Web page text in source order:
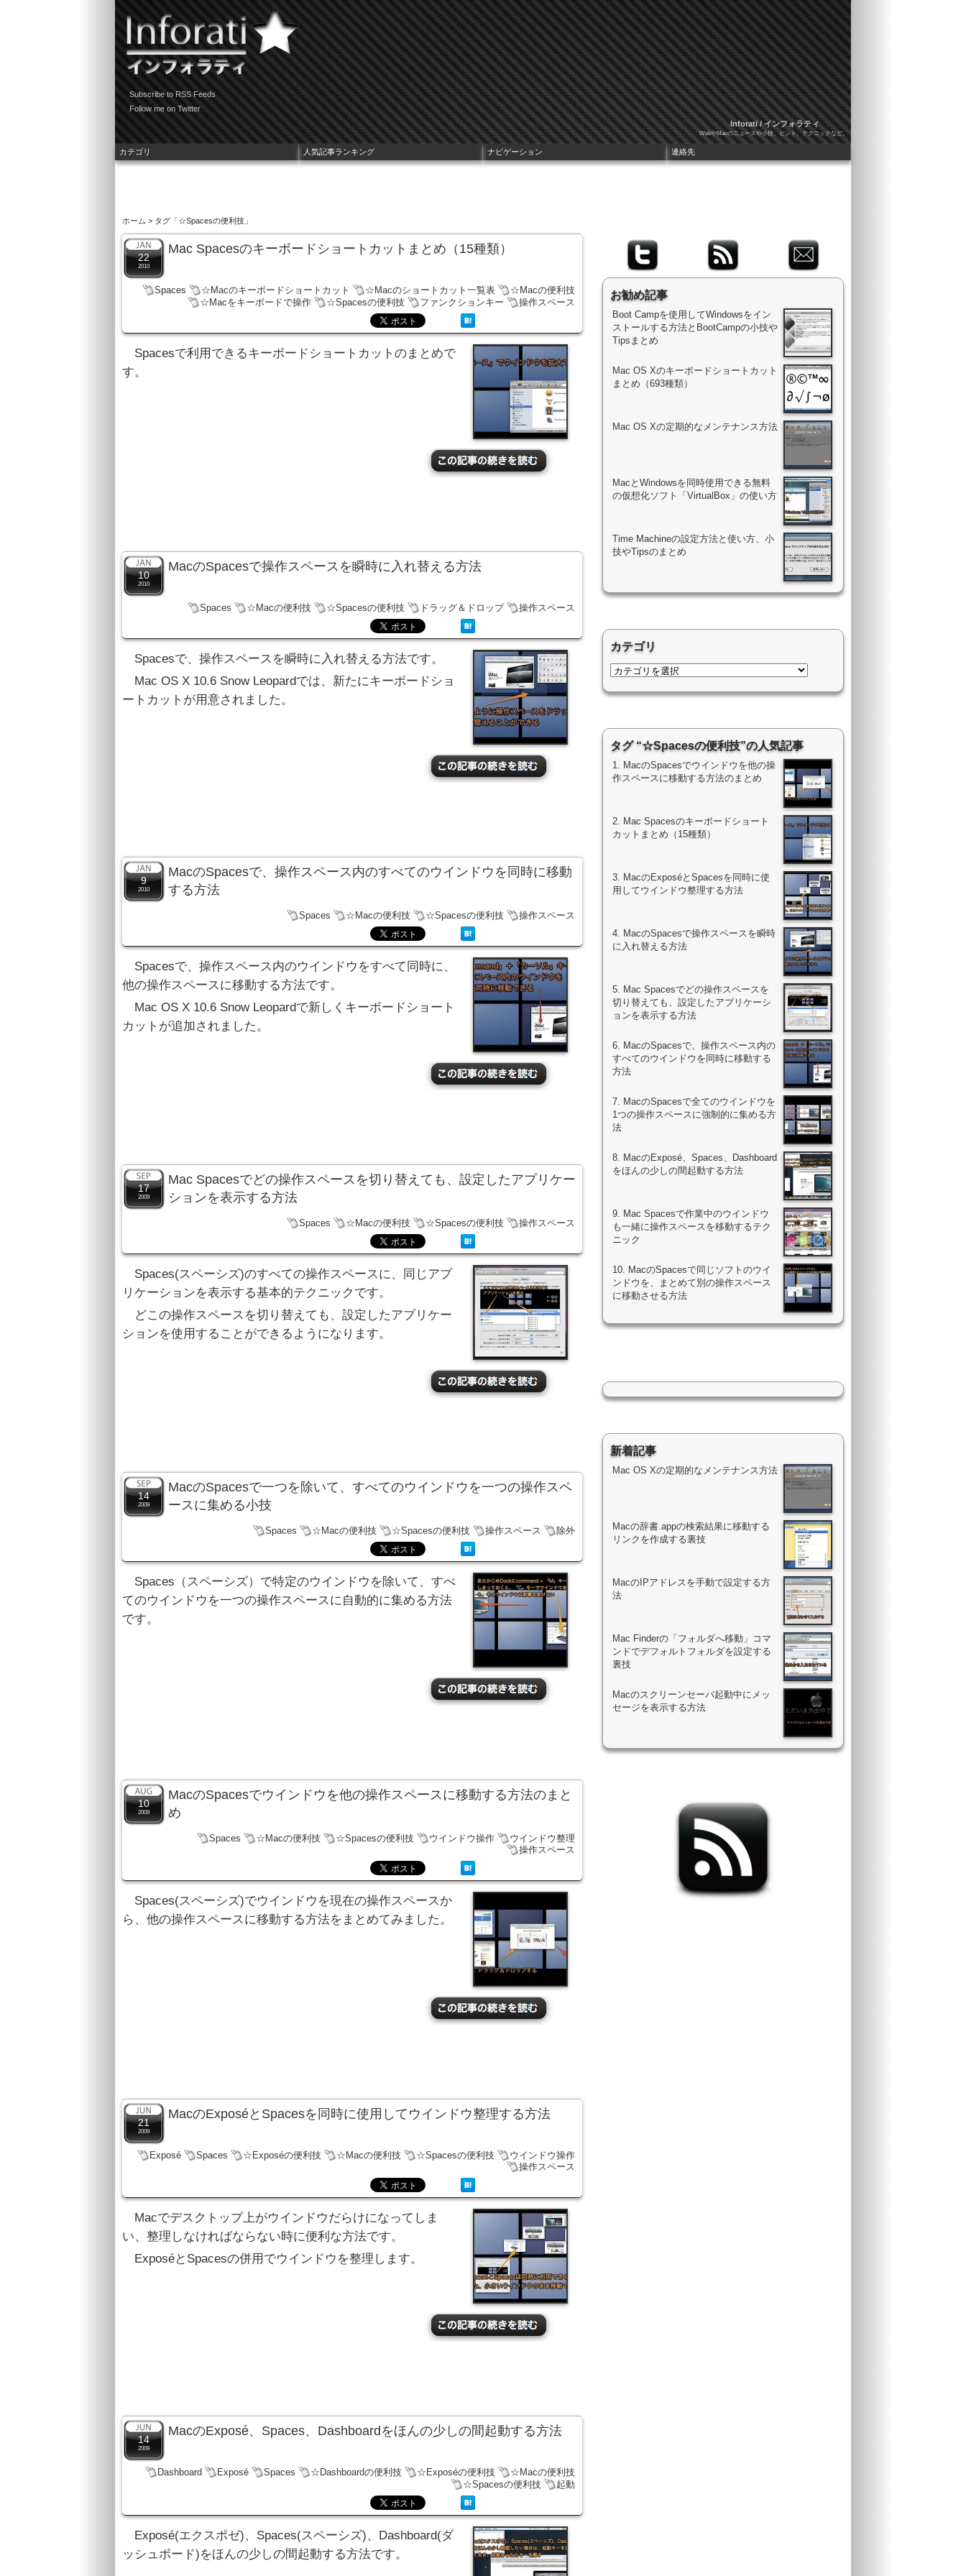
Inforati / インフォラティ
WebやMacのニュースや小技、ヒント、テクニックなど。
Subscribe to RSS Feeds
Follow me on Twitter
ホーム > タグ「☆Spacesの便利技」
22
2010
Mac Spacesのキーボードショートカットまとめ（15種類）
Spaces ☆Macのキーボードショートカット ☆Macのショートカット一覧表
☆Macの便利技
☆Macをキーボードで操作
☆Spacesの便利技 ファンクションキー 操作スペース
Spacesで利用できるキーボードショートカットのまとめで
す。
10
2010
MacのSpacesで操作スペースを瞬時に入れ替える方法
Spaces ☆Macの便利技 ☆Spacesの便利技 ドラッグ＆ドロップ 操作スペース
Spacesで、操作スペースを瞬時に入れ替える方法です。
Mac OS X 10.6 Snow Leopardでは、新たにキーボードショ
ートカットが用意されました。
9
2010
MacのSpacesで、操作スペース内のすべてのウインドウを同時に移動
する方法
Spaces ☆Macの便利技 ☆Spacesの便利技 操作スペース
Spacesで、操作スペース内のウインドウをすべて同時に、
他の操作スペースに移動する方法です。
Mac OS X 10.6 Snow Leopardで新しくキーボードショート
カットが追加されました。
17
2009
Mac Spacesでどの操作スペースを切り替えても、設定したアプリケー
ションを表示する方法
Spaces ☆Macの便利技 ☆Spacesの便利技 操作スペース
Spaces(スペーシズ)のすべての操作スペースに、同じアプ
リケーションを表示する基本的テクニックです。
どこの操作スペースを切り替えても、設定したアプリケー
ションを使用することができるようになります。
14
2009
MacのSpacesで一つを除いて、すべてのウインドウを一つの操作スペ
ースに集める小技
Spaces ☆Macの便利技 ☆Spacesの便利技 操作スペース 除外
Spaces（スペーシズ）で特定のウインドウを除いて、すべ
てのウインドウを一つの操作スペースに自動的に集める方法
です。
10
2009
MacのSpacesでウインドウを他の操作スペースに移動する方法のまと
め
Spaces ☆Macの便利技 ☆Spacesの便利技 ウインドウ操作
ウインドウ整理
操作スペース
Spaces(スペーシズ)でウインドウを現在の操作スペースか
ら、他の操作スペースに移動する方法をまとめてみました。
21
2009
MacのExposéとSpacesを同時に使用してウインドウ整理する方法
Exposé Spaces ☆Exposéの便利技 ☆Macの便利技 ☆Spacesの便利技
ウインドウ操作
操作スペース
Macでデスクトップ上がウインドウだらけになってしま
い、整理しなければならない時に便利な方法です。
ExposéとSpacesの併用でウインドウを整理します。
14
2009
MacのExposé、Spaces、Dashboardをほんの少しの間起動する方法
Dashboard Exposé Spaces ☆Dashboardの便利技 ☆Exposéの便利技
☆Macの便利技
☆Spacesの便利技
起動
Exposé(エクスポゼ)、Spaces(スペーシズ)、Dashboard(ダ
ッシュボード)をほんの少しの間起動する方法です。
お勧め記事
Boot Campを使用してWindowsをイン
ストールする方法とBootCampの小技や
Tipsまとめ
Mac OS Xのキーボードショートカット
まとめ（693種類）
Mac OS Xの定期的なメンテナンス方法
MacとWindowsを同時使用できる無料
の仮想化ソフト「VirtualBox」の使い方
Time Machineの設定方法と使い方、小
技やTipsのまとめ
カテゴリ
タグ “☆Spacesの便利技”の人気記事
1. MacのSpacesでウインドウを他の操
作スペースに移動する方法のまとめ
2. Mac Spacesのキーボードショート
カットまとめ（15種類）
3. MacのExposéとSpacesを同時に使
用してウインドウ整理する方法
4. MacのSpacesで操作スペースを瞬時
に入れ替える方法
5. Mac Spacesでどの操作スペースを
切り替えても、設定したアプリケーシ
ョンを表示する方法
6. MacのSpacesで、操作スペース内の
すべてのウインドウを同時に移動する
方法
7. MacのSpacesで全てのウインドウを
1つの操作スペースに強制的に集める方
法
8. MacのExposé、Spaces、Dashboard
をほんの少しの間起動する方法
9. Mac Spacesで作業中のウインドウ
も一緒に操作スペースを移動するテク
ニック
10. MacのSpacesで同じソフトのウイ
ンドウを、まとめて別の操作スペース
に移動させる方法
新着記事
Mac OS Xの定期的なメンテナンス方法
Macの辞書.appの検索結果に移動する
リンクを作成する裏技
MacのIPアドレスを手動で設定する方
法
Mac Finderの「フォルダへ移動」コマ
ンドでデフォルトフォルダを設定する
裏技
Macのスクリーンセーバ起動中にメッ
セージを表示する方法
カテゴリ 人気記事ランキング ナビゲーション 連絡先